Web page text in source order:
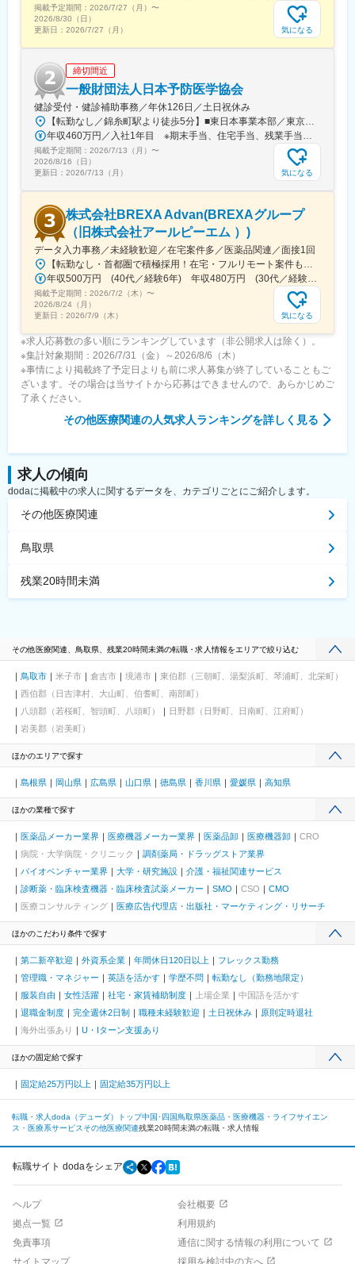
■主な業務内容
●臨床研究支援
・PM業務：研究計画作成支援、リクルーティング、オペレーショ
ン設計・実行、問い合わせ対応、データ管理、解析計画、解析実
行
●PSG解析AI／解析クラウド導入支援
・マーケティング計画に基づく導入提案（問い合わせ対応中心）
・テストデータでの精度検証・チューニング、顧客QA
・クロージング、契約書締結、請求管理
●マネージャー候補として
変更の範囲：会社の定める業務
掲載予定期間： 2026/7/27（月） 〜
2026/8/30（日）
更新日： 2026/7/27（月） 気になる
締切間近
一般財団法人日本予防医学協会
健診受付・健診補助事務／年休126日／土日祝休み
【転勤なし／錦糸町駅より徒歩5分】■東日本事業本部／東京都江東区毛利1-19-10 江間忠錦糸町ビル＜アクセス＞JR総武線（快速）、総武線（各駅停車）「錦糸町駅」南口より徒歩5分東京メトロ半蔵門線「錦糸町駅」B1出口より徒歩5分東京メトロ半蔵門線／都営新宿線「住吉駅」B2出口より徒歩5分※受動喫煙対策あり（オフィス内禁煙）
年収460万円／入社1年目 ※期末手当、住宅手当、残業手当（月10時間分）含む
掲載予定期間： 2026/7/13（月） 〜
2026/8/16（日）
更新日： 2026/7/13（月） 気になる
株式会社BREXA Advan(BREXAグループ
（旧株式会社アールピーエム ）)
データ入力事務／未経験歓迎／在宅案件多／医薬品関連／面接1回
【転勤なし・首都圏で積極採用！在宅・フルリモート案件も有り！大手・優良企業が中心♪】■本社／大阪市淀川区宮原3-5-36 新大阪トラストタワー19F変更の範囲、上記を除く当社関連勤務地◆プロジェクト先例東京23区内、横浜、大宮、千葉、その他＜配属先最寄り駅の一例＞飯田橋／日本橋／浜松町／信濃町／四ツ谷／池袋／蒲田 など※過去の配属先は勤務地一覧に記載◆POINT！#大手企業など約300社の取引先あり！（製薬メーカー、製薬関連企業、化粧品関連企業、臨床研究センターなど）#最寄り駅から徒歩5～10分圏内の通いやすいオフィス＃在宅勤務・在宅プロジェクト多数＃定時退社基本＆土日祝休み＃安定性抜群の医療業界で事務として活躍＃未経験入社8割×研修センターで手厚くフォロー＃産育休の取得実績100％#転居を伴う転勤なし※受動喫煙対策：オフィス内禁煙
年収500万円 (40代／経験6年) 年収480万円 (30代／経験4年)
掲載予定期間： 2026/7/2（木） 〜
2026/8/24（月）
更新日： 2026/7/9（木） 気になる
※求人応募数の多い順にランキングしています（非公開求人は除く）。
※集計対象期間：2026/7/31（金）～2026/8/6（木）
※事情により掲載終了予定日よりも前に求人募集が終了していることもご
ざいます。その場合は当サイトから応募はできませんので、あらかじめご
了承ください。
その他医療関連の人気求人ランキングを詳しく見る
求人の傾向
dodaに掲載中の求人に関するデータを、カテゴリごとにご紹介します。
その他医療関連
鳥取県
残業20時間未満
その他医療関連、鳥取県、残業20時間未満の転職・求人情報をエリアで絞り込む
鳥取市 米子市 倉吉市 境港市
東伯郡（三朝町、湯梨浜町、琴浦町、北栄町）
西伯郡（日吉津村、大山町、伯耆町、南部町）
八頭郡（若桜町、智頭町、八頭町）
日野郡（日野町、日南町、江府町）
岩美郡（岩美町）
ほかのエリアで探す
島根県 岡山県 広島県 山口県 徳島県 香川県 愛媛県 高知県
ほかの業種で探す
医薬品メーカー業界 医療機器メーカー業界 医薬品卸 医療機器卸
CRO
病院・大学病院・クリニック
調剤薬局・ドラッグストア業界
バイオベンチャー業界
大学・研究施設
介護・福祉関連サービス
診断薬・臨床検査機器・臨床検査試薬メーカー
SMO CSO
CMO
医療コンサルティング
医療広告代理店・出版社・マーケティング・リサーチ
ほかのこだわり条件で探す
第二新卒歓迎 外資系企業 年間休日120日以上
フレックス勤務
管理職・マネジャー
英語を活かす 学歴不問
転勤なし（勤務地限定）
服装自由
女性活躍 社宅・家賃補助制度 上場企業
中国語を活かす
退職金制度
完全週休2日制 職種未経験歓迎 土日祝休み
原則定時退社
海外出張あり
U・Iターン支援あり
ほかの固定給で探す
固定給25万円以上 固定給35万円以上
転職・求人doda（デューダ）トップ中国･四国鳥取県医薬品・医療機器・ライフサイエン
ス・医療系サービスその他医療関連残業20時間未満の転職・求人情報
転職サイト dodaをシェア
ヘルプ
会社概要
拠点一覧
利用規約
免責事項
通信に関する情報の利用について